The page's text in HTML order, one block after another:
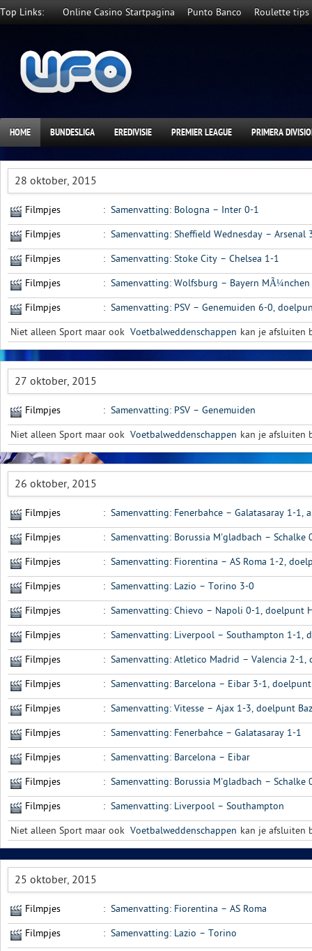
Top Links: Online Casino Startpagina Punto Banco Roulette tips
HOME BUNDESLIGA EREDIVISIE PREMIER LEAGUE PRIMERA
28 oktober, 2015
Filmpjes : Samenvatting: Bologna – Inter 0-1
Filmpjes : Samenvatting: Sheffield Wednesday – Arsenal
Filmpjes : Samenvatting: Stoke City – Chelsea 1-1
Filmpjes : Samenvatting: Wolfsburg – Bayern
Filmpjes : Samenvatting: PSV – Genemuiden 6-0,
Niet alleen Sport maar ook Voetbalweddenschappen kan je afsluiten
27 oktober, 2015
Filmpjes : Samenvatting: PSV – Genemuiden
Niet alleen Sport maar ook Voetbalweddenschappen kan je afsluiten
26 oktober, 2015
Filmpjes : Samenvatting: Fenerbahce – Galatasaray 1-1,
Filmpjes : Samenvatting: Borussia M'gladbach – Schalke
Filmpjes : Samenvatting: Fiorentina – AS Roma 1-2,
Filmpjes : Samenvatting: Lazio – Torino 3-0
Filmpjes : Samenvatting: Chievo – Napoli 0-1, doelpunt
Filmpjes : Samenvatting: Liverpool – Southampton 1-1,
Filmpjes : Samenvatting: Atletico Madrid – Valencia 2-1,
Filmpjes : Samenvatting: Barcelona – Eibar 3-1, doelpunt
Filmpjes : Samenvatting: Vitesse – Ajax 1-3, doelpunt
Filmpjes : Samenvatting: Fenerbahce – Galatasaray 1-1
Filmpjes : Samenvatting: Barcelona – Eibar
Filmpjes : Samenvatting: Borussia M'gladbach – Schalke
Filmpjes : Samenvatting: Liverpool – Southampton
Niet alleen Sport maar ook Voetbalweddenschappen kan je afsluiten
25 oktober, 2015
Filmpjes : Samenvatting: Fiorentina – AS Roma
Filmpjes : Samenvatting: Lazio – Torino